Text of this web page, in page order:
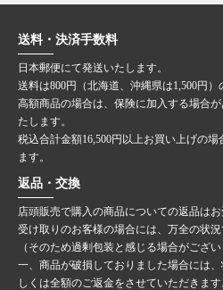
送料・決済手数料
日本郵便にて発送いたします。
送料は800円（北海道、沖縄県は1,500円）
高額商品の場合は、保険に加入する場合
たします。
税込合計金額16,500円以上お買い上げの
ます。
返品・交換
店頭販売で購入の商品についての返品は
受け取りのお客様の場合には、万全の状
（そのため過剰包装と感じる場合がござ
一、商品が破損しておりました場合には
しくは全額のご返金をさせていただきま